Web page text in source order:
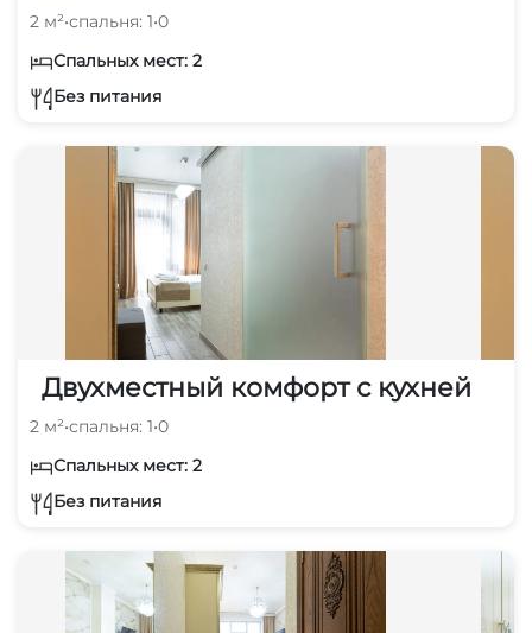
2 м²•спальня: 1•0
Спальных мест: 2
Без питания
Двухместный комфорт с кухней
2 м²•спальня: 1•0
Спальных мест: 2
Без питания